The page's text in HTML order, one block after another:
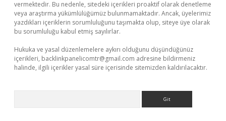
vermektedir. Bu nedenle, sitedeki içerikleri proaktif olarak denetleme
veya araştırma yükümlülüğümüz bulunmamaktadır. Ancak, üyelerimiz
yazdıkları içeriklerin sorumluluğunu taşımakta olup, siteye üye olarak
bu sorumluluğu kabul etmiş sayılırlar.
Hukuka ve yasal düzenlemelere aykırı olduğunu düşündüğünüz
içerikleri, backlinkpanelicomtr@gmail.com adresine bildirmeniz
halinde, ilgili içerikler yasal süre içerisinde sitemizden kaldırılacaktır.